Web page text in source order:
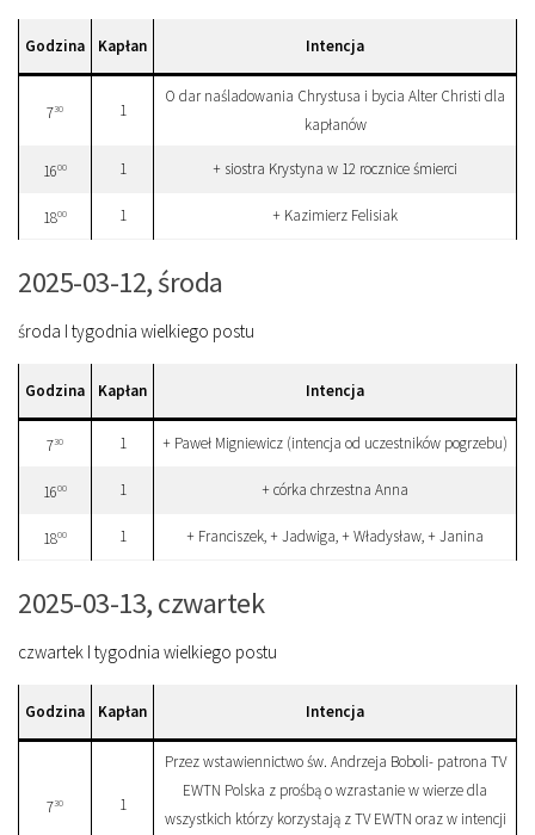
Godzina Kapłan Intencja
730 1
O dar naśladowania Chrystusa i bycia Alter Christi dla
kapłanów
1600 1 + siostra Krystyna w 12 rocznice śmierci
1800 1 + Kazimierz Felisiak
2025-03-12, środa
środa I tygodnia wielkiego postu
Godzina Kapłan Intencja
730 1 + Paweł Migniewicz (intencja od uczestników pogrzebu)
1600 1 + córka chrzestna Anna
1800 1 + Franciszek, + Jadwiga, + Władysław, + Janina
2025-03-13, czwartek
czwartek I tygodnia wielkiego postu
Godzina Kapłan Intencja
730 1
Przez wstawiennictwo św. Andrzeja Boboli- patrona TV
EWTN Polska z prośbą o wzrastanie w wierze dla
wszystkich którzy korzystają z TV EWTN oraz w intencji